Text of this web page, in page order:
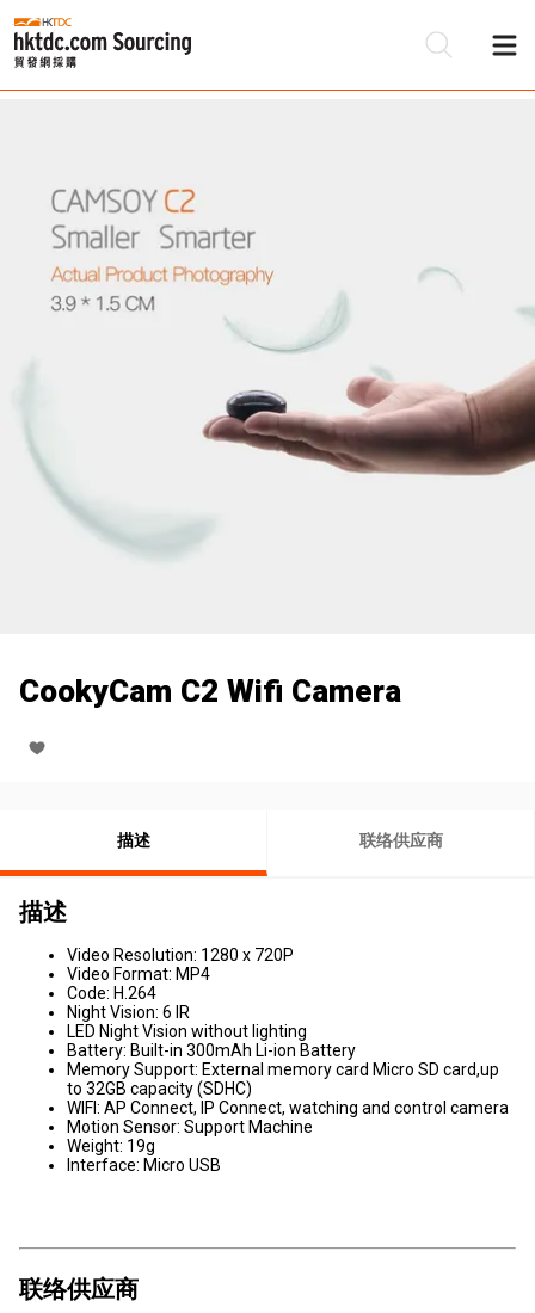
CookyCam C2 Wifi Camera
描述 联络供应商
描述
Video Resolution: 1280 x 720P
Video Format: MP4
Code: H.264
Night Vision: 6 IR
LED Night Vision without lighting
Battery: Built-in 300mAh Li-ion Battery
Memory Support: External memory card Micro SD card,up
to 32GB capacity (SDHC)
WIFI: AP Connect, IP Connect, watching and control camera
Motion Sensor: Support Machine
Weight: 19g
Interface: Micro USB
联络供应商